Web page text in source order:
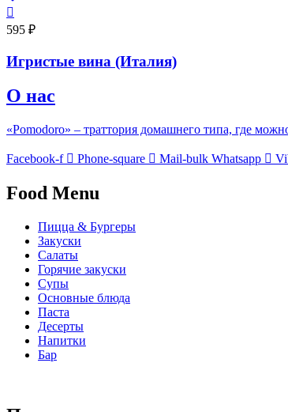
595 ₽
Игристые вина (Италия)
О нас
«Pomodoro» – траттория домашнего типа, где
Facebook-f Phone-square Mail-bulk Whatsapp
Food Menu
Пицца & Бургеры
Закуски
Салаты
Горячие закуски
Супы
Основные блюда
Паста
Десерты
Напитки
Бар